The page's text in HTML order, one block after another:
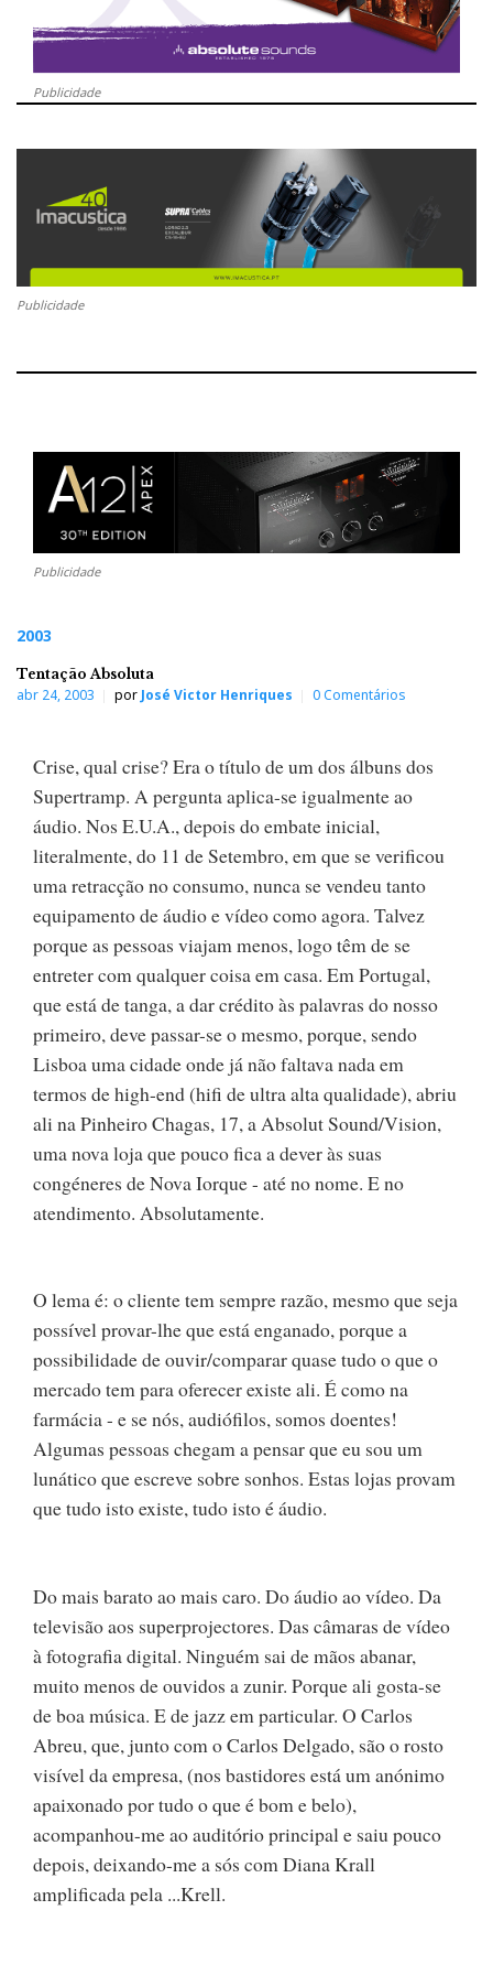
Publicidade
Publicidade
Publicidade
2003
Tentação Absoluta
abr 24, 2003 por José Victor Henriques 0 Comentários
Crise, qual crise? Era o título de um dos álbuns dos
Supertramp. A pergunta aplica-se igualmente ao
áudio. Nos E.U.A., depois do embate inicial,
literalmente, do 11 de Setembro, em que se verificou
uma retracção no consumo, nunca se vendeu tanto
equipamento de áudio e vídeo como agora. Talvez
porque as pessoas viajam menos, logo têm de se
entreter com qualquer coisa em casa. Em Portugal,
que está de tanga, a dar crédito às palavras do nosso
primeiro, deve passar-se o mesmo, porque, sendo
Lisboa uma cidade onde já não faltava nada em
termos de high-end (hifi de ultra alta qualidade), abriu
ali na Pinheiro Chagas, 17, a Absolut Sound/Vision,
uma nova loja que pouco fica a dever às suas
congéneres de Nova Iorque - até no nome. E no
atendimento. Absolutamente.
O lema é: o cliente tem sempre razão, mesmo que seja
possível provar-lhe que está enganado, porque a
possibilidade de ouvir/comparar quase tudo o que o
mercado tem para oferecer existe ali. É como na
farmácia - e se nós, audiófilos, somos doentes!
Algumas pessoas chegam a pensar que eu sou um
lunático que escreve sobre sonhos. Estas lojas provam
que tudo isto existe, tudo isto é áudio.
Do mais barato ao mais caro. Do áudio ao vídeo. Da
televisão aos superprojectores. Das câmaras de vídeo
à fotografia digital. Ninguém sai de mãos abanar,
muito menos de ouvidos a zunir. Porque ali gosta-se
de boa música. E de jazz em particular. O Carlos
Abreu, que, junto com o Carlos Delgado, são o rosto
visível da empresa, (nos bastidores está um anónimo
apaixonado por tudo o que é bom e belo),
acompanhou-me ao auditório principal e saiu pouco
depois, deixando-me a sós com Diana Krall
amplificada pela ...Krell.